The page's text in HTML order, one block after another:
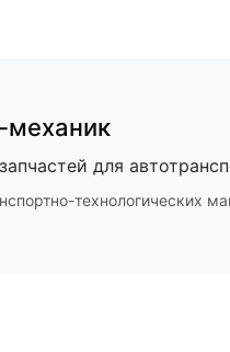
для
технологических